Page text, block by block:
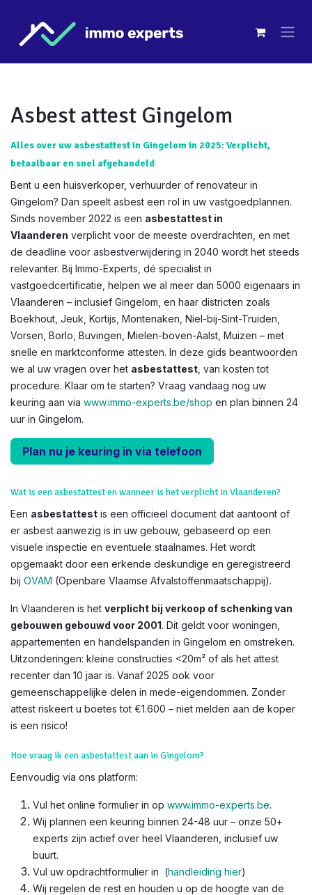
Asbest attest Gingelom
Alles over uw asbestattest in Gingelom in 2025: Verplicht,
betaalbaar en snel afgehandeld
Bent u een huisverkoper, verhuurder of renovateur in
Gingelom? Dan speelt asbest een rol in uw vastgoedplannen.
Sinds november 2022 is een asbestattest in
Vlaanderen verplicht voor de meeste overdrachten, en met
de deadline voor asbestverwijdering in 2040 wordt het steeds
relevanter. Bij Immo-Experts, dé specialist in
vastgoedcertificatie, helpen we al meer dan 5000 eigenaars in
Vlaanderen – inclusief Gingelom, en haar districten zoals
Boekhout, Jeuk, Kortijs, Montenaken, Niel-bij-Sint-Truiden,
Vorsen, Borlo, Buvingen, Mielen-boven-Aalst, Muizen – met
snelle en marktconforme attesten. In deze gids beantwoorden
we al uw vragen over het asbestattest , van kosten tot
procedure. Klaar om te starten? Vraag vandaag nog uw
keuring aan via www.immo-experts.be/shop en plan binnen 24
uur in Gingelom.
Plan nu je keuring in via telefoon
Wat is een asbestattest en wanneer is het verplicht in Vlaanderen?
Een asbestattest is een officieel document dat aantoont of
er asbest aanwezig is in uw gebouw, gebaseerd op een
visuele inspectie en eventuele staalnames. Het wordt
opgemaakt door een erkende deskundige en geregistreerd
bij OVAM (Openbare Vlaamse Afvalstoffenmaatschappij).
In Vlaanderen is het verplicht bij verkoop of schenking van
gebouwen gebouwd voor 2001. Dit geldt voor woningen,
appartementen en handelspanden in Gingelom en omstreken.
Uitzonderingen: kleine constructies <20m² of als het attest
recenter dan 10 jaar is. Vanaf 2025 ook voor
gemeenschappelijke delen in mede-eigendommen. Zonder
attest riskeert u boetes tot €1.600 – niet melden aan de koper
is een risico!​
Hoe vraag ik een asbestattest aan in Gingelom?
Eenvoudig via ons platform:
Vul het online formulier in op www.immo-experts.be.
Wij plannen een keuring binnen 24-48 uur – onze 50+
experts zijn actief over heel Vlaanderen, inclusief uw
buurt.
Vul uw opdrachtformulier in (handleiding hier)
Wij regelen de rest en houden u op de hoogte van de